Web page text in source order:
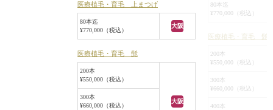
医療植毛・育毛 上まつげ
80本迄
¥770,000（税込）
大阪
医療植毛・育毛 髭
200本
¥550,000（税込）
大阪
300本
¥660,000（税込）
80本迄
¥770,000（税込）
医療植毛・育毛 髭
200本
¥550,000（税込）
300本
¥660,000（税込）
400本